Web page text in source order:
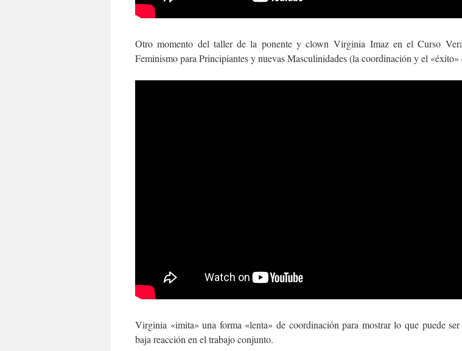
Otro momento del taller de la ponente y clown Virginia Imaz en el Curso
Feminismo para Principiantes y nuevas Masculinidades (la coordinación y el «éxito»
Virginia «imita» una forma «lenta» de coordinación para mostrar lo que puede
baja reacción en el trabajo conjunto.